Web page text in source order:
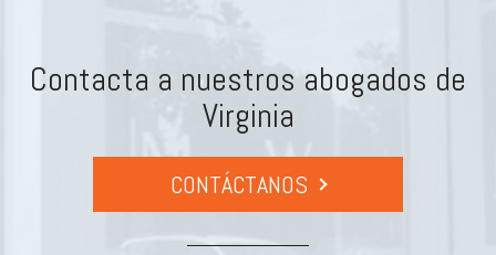
Contacta a nuestros abogados de
Virginia
CONTÁCTANOS